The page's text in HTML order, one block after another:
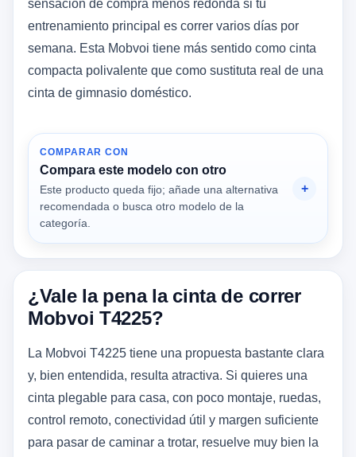
sensación de compra menos redonda si tu
entrenamiento principal es correr varios días por
semana. Esta Mobvoi tiene más sentido como cinta
compacta polivalente que como sustituta real de una
cinta de gimnasio doméstico.
COMPARAR CON
Compara este modelo con otro
Este producto queda fijo; añade una alternativa
recomendada o busca otro modelo de la
categoría.
¿Vale la pena la cinta de correr
Mobvoi T4225?
La Mobvoi T4225 tiene una propuesta bastante clara
y, bien entendida, resulta atractiva. Si quieres una
cinta plegable para casa, con poco montaje, ruedas,
control remoto, conectividad útil y margen suficiente
para pasar de caminar a trotar, resuelve muy bien la